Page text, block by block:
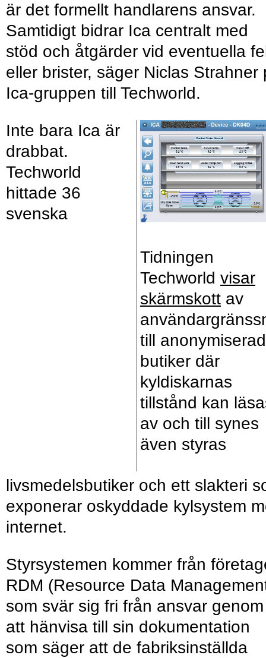
är det formellt handlarens ansvar.
Samtidigt bidrar Ica centralt med
stöd och åtgärder vid eventuella
eller brister, säger Niclas Strahner
Ica-gruppen till Techworld.
Tidningen
Techworld visar
skärmskott av
till
butiker där
kyldiskarnas
tillstånd kan
av och till synes
även styras
Inte bara Ica är
drabbat.
Techworld
hittade 36
svenska
livsmedelsbutiker och ett slakteri
exponerar oskyddade kylsystem
internet.
Styrsystemen kommer från
RDM (Resource Data
som svär sig fri från ansvar genom
att hänvisa till sin dokumentation
som säger att de fabriksinställda